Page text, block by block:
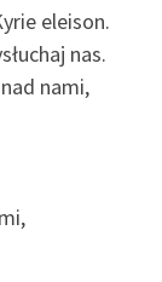
eleison.
nas.
nami,